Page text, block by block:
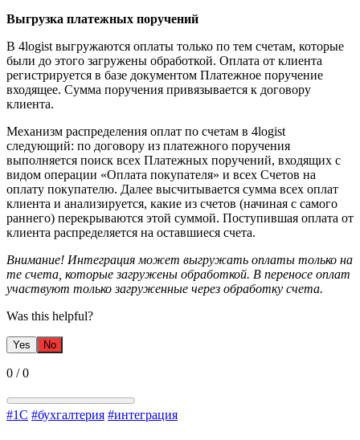
Выгрузка платежных поручений
В 4logist выгружаются оплаты только по тем счетам, которые
были до этого загружены обработкой. Оплата от клиента
регистрируется в базе документом Платежное поручение
входящее. Сумма поручения привязывается к договору
клиента.
Механизм распределения оплат по счетам в 4logist
следующий: по договору из платежного поручения
выполняется поиск всех Платежных поручений, входящих с
видом операции «Оплата покупателя» и всех Счетов на
оплату покупателю. Далее высчитывается сумма всех оплат
клиента и анализируется, какие из счетов (начиная с самого
раннего) перекрываются этой суммой. Поступившая оплата от
клиента распределяется на оставшиеся счета.
Внимание! Интеграция может выгружать оплаты только на
те счета, которые загружены обработкой. В переносе оплат
участвуют только загруженные через обработку счета.
Was this helpful?
Yes No
0 /0
#1С #бухгалтерия #интеграция